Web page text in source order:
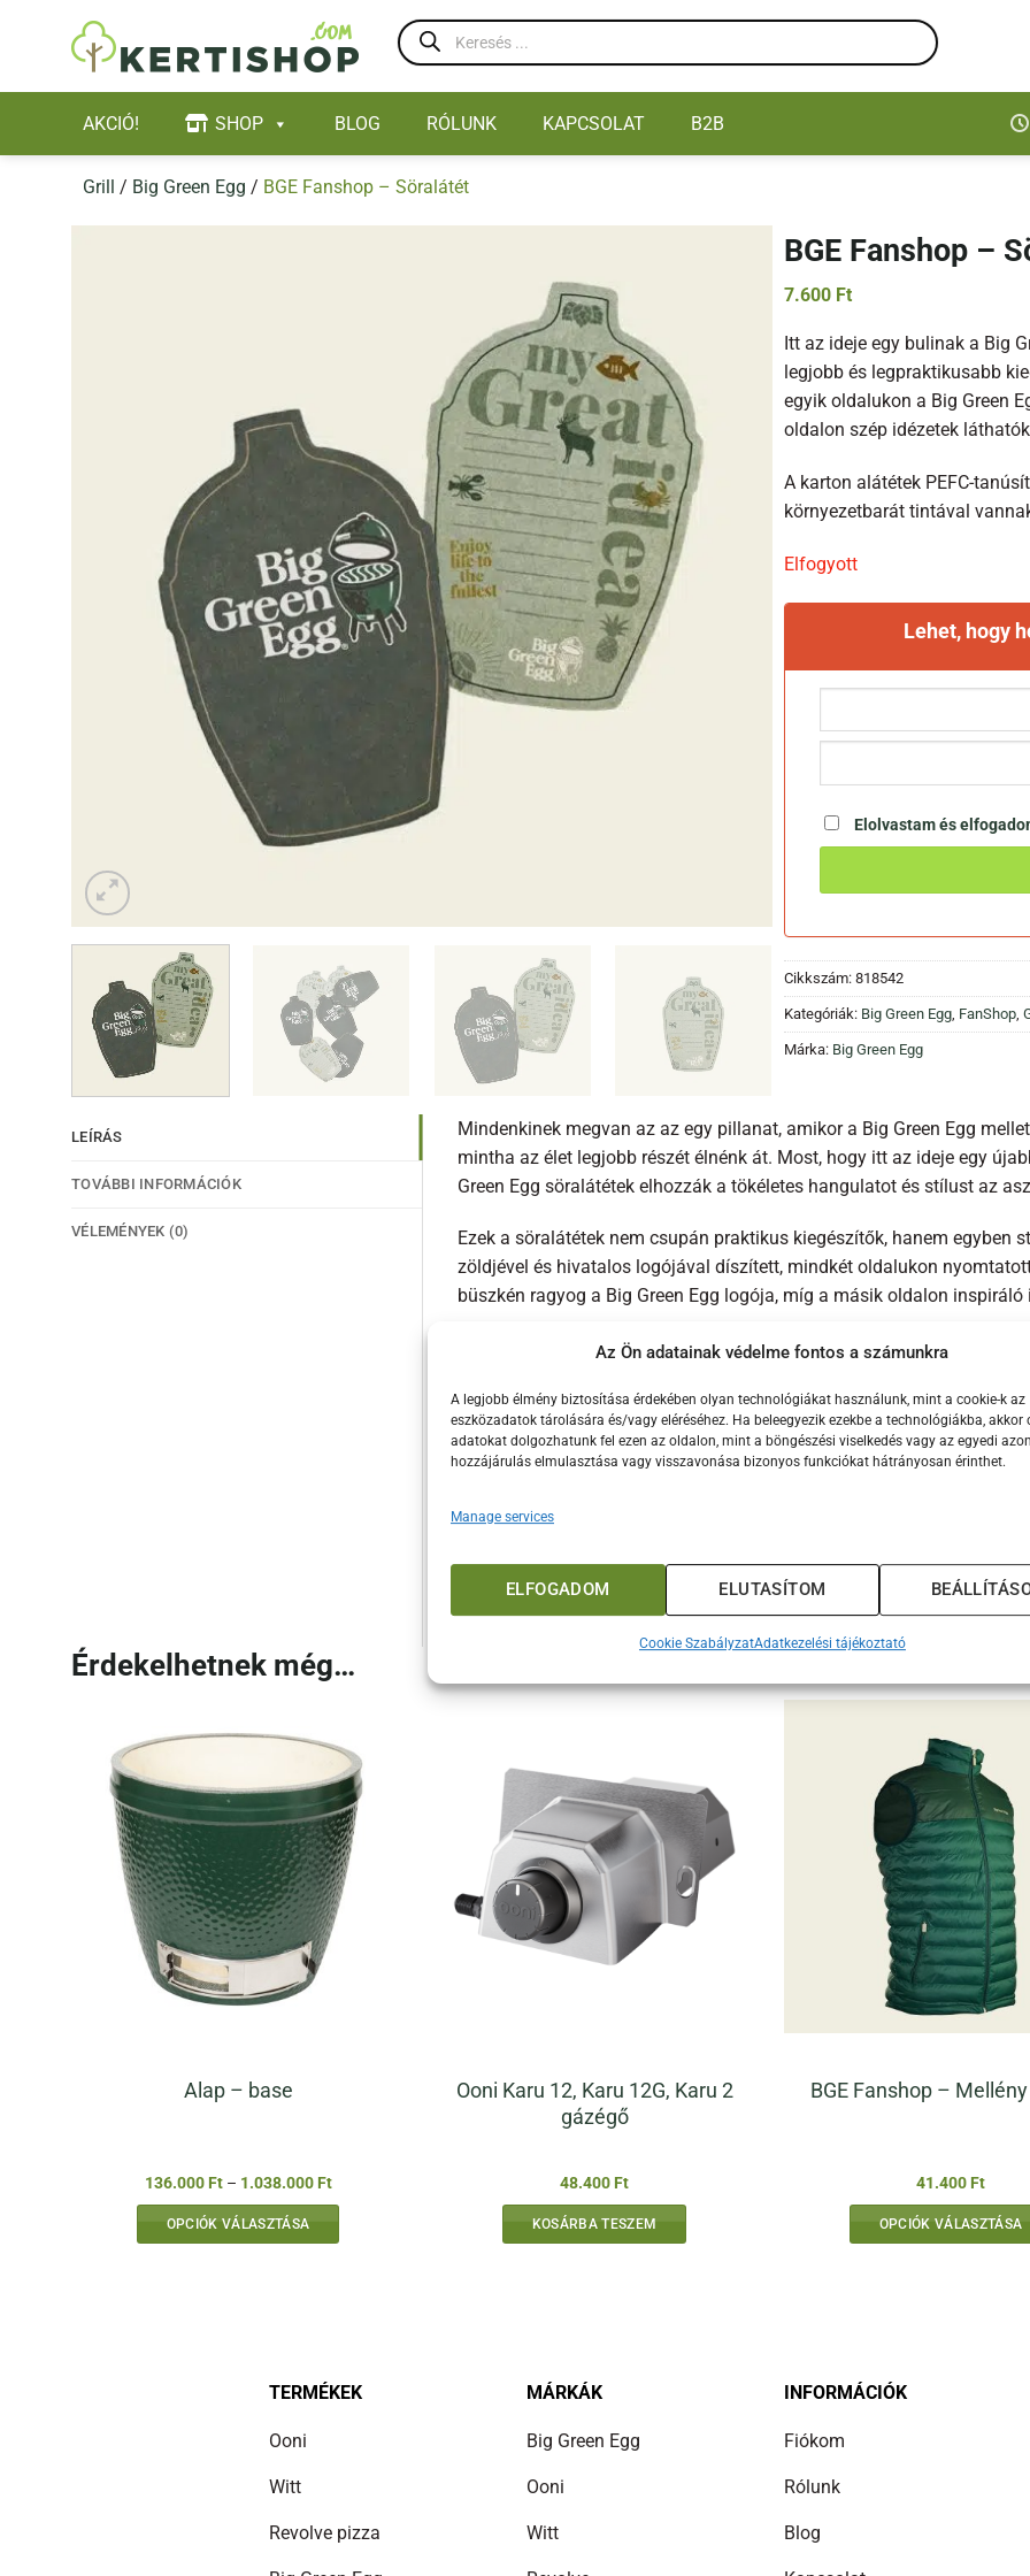
Az Ön adatainak védelme fontos a számunkra
A legjobb élmény biztosítása érdekében olyan technológiákat használunk, mint a cookie-k az
eszközadatok tárolására és/vagy eléréséhez. Ha beleegyezik ezekbe a technológiákba, akkor
adatokat dolgozhatunk fel ezen az oldalon, mint a böngészési viselkedés vagy az egyedi
hozzájárulás elmulasztása vagy visszavonása bizonyos funkciókat hátrányosan érinthet.
Manage services
ELFOGADOM ELUTASÍTOM
Cookie SzabályzatAdatkezelési tájékoztató
Products
search
AKCIÓ! SHOP BLOG RÓLUNK KAPCSOLAT B2B
Grill / Big Green Egg / BGE Fanshop – Söralátét
BGE Fanshop –
7.600 Ft
Itt az ideje egy bulinak a Big
legjobb és legpraktikusabb
egyik oldalukon a Big Green
oldalon szép idézetek
A karton alátétek PEFC-
környezetbarát tintával
Elfogyott
Lehet, hogy
Elolvastam és
Cikkszám: 818542
Kategóriák: Big Green Egg FanShop
Márka: Big Green Egg
LEÍRÁS
TOVÁBBI INFORMÁCIÓK
VÉLEMÉNYEK (0)
Mindenkinek megvan az az egy pillanat, amikor a Big Green Egg
mintha az élet legjobb részét élnénk át. Most, hogy itt az ideje egy
Green Egg söralátétek elhozzák a tökéletes hangulatot és stílust az
Ezek a söralátétek nem csupán praktikus kiegészítők, hanem egyben
zöldjével és hivatalos logójával díszített, mindkét oldalukon
büszkén ragyog a Big Green Egg logója, míg a másik oldalon
De ez még nem minden! A Big Green Egg söralátétek környezetbarát
pedig környezetbarát tintával történik, ami azt jelenti, hogy minden
elkötelezettséget tükröz.
kiegészítőként is szolgálnak, amelyekkel az asztalod garantáltan
meg az élet legjobb pillanatait a Big Green Egg körül!
Érdekelhetnek még…
Alap – base
136.000 Ft – 1.038.000 FtÁrtartomány:
OPCIÓK VÁLASZTÁSA
változatok
termékoldalon
Ooni Karu 12, Karu 12G, Karu 2
gázégő
48.400 Ft
KOSÁRBA TESZEM
BGE Fanshop –
41.400 Ft
OPCIÓK VÁLASZTÁSA
TERMÉKEK
Ooni
Witt
Revolve pizza
MÁRKÁK
Big Green Egg
Ooni
Witt
INFORMÁCIÓK
Fiókom
Rólunk
Blog